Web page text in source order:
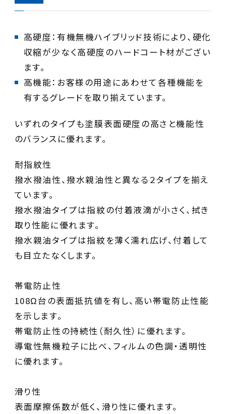
高硬度：有機無機ハイブリッド技術により、硬化
収縮が少なく高硬度のハードコート材がござい
高機能：お客様の用途にあわせて各種機能を
いずれのタイプも塗膜表面硬度の高さと機能性
のバランスに優れます。
耐指紋性
撥水撥油性、撥水親油性と異なる２タイプを揃え
ています。
撥水撥油タイプは指紋の付着液滴が小さく、拭き
取り性能に優れます。
撥水親油タイプは指紋を薄く濡れ広げ、付着して
も目立たなくします。
帯電防止性
108Ω台の表面抵抗値を有し、高い帯電防止性能
を示します。
帯電防止性の持続性（耐久性）に優れます。
導電性無機粒子に比べ、フィルムの色調・透明性
に優れます。
滑り性
表面摩擦係数が低く、滑り性に優れます。